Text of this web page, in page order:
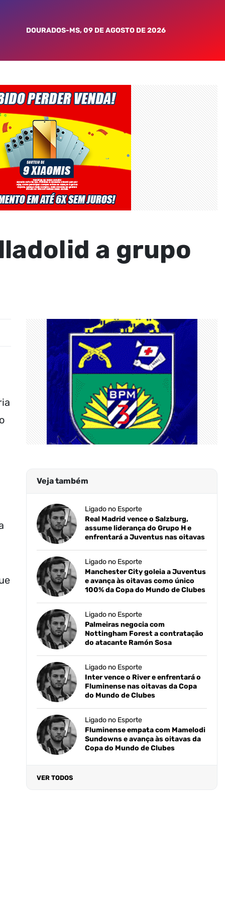
DOURADOS-MS, 09 DE AGOSTO DE 2026
a grupo
Veja também
Ligado no Esporte
Real Madrid vence o Salzburg,
assume liderança do Grupo H e
enfrentará a Juventus nas oitavas
Ligado no Esporte
Manchester City goleia a Juventus
e avança às oitavas como único
100% da Copa do Mundo de Clubes
Ligado no Esporte
Palmeiras negocia com
Nottingham Forest a contratação
do atacante Ramón Sosa
Ligado no Esporte
Inter vence o River e enfrentará o
Fluminense nas oitavas da Copa
do Mundo de Clubes
Ligado no Esporte
Fluminense empata com Mamelodi
Sundowns e avança às oitavas da
Copa do Mundo de Clubes
VER TODOS